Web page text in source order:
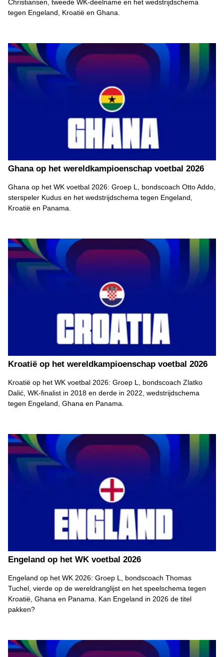
Christiansen, tweede WK-deelname en het wedstrijdschema
tegen Engeland, Kroatië en Ghana.
Ghana op het wereldkampioenschap voetbal 2026
Ghana op het WK voetbal 2026: Groep L, bondscoach Otto Addo,
sterspeler Kudus en het wedstrijdschema tegen Engeland,
Kroatië en Panama.
Kroatië op het wereldkampioenschap voetbal 2026
Kroatië op het WK voetbal 2026: Groep L, bondscoach Zlatko
Dalić, WK-finalist in 2018 en derde in 2022, wedstrijdschema
tegen Engeland, Ghana en Panama.
Engeland op het WK voetbal 2026
Engeland op het WK 2026: Groep L, bondscoach Thomas
Tuchel, vierde op de wereldranglijst en het speelschema tegen
Kroatië, Ghana en Panama. Kan Engeland in 2026 de titel
pakken?